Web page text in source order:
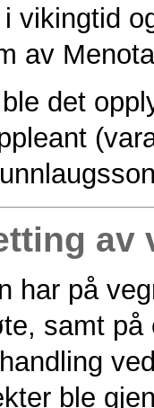
vikingtid
av
det
av
har på
samt
ble